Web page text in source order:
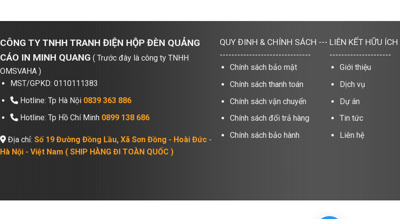
CÔNG TY TNHH TRANH ĐIỆN HỘP ĐÈN QUẢNG
CÁO IN MINH QUANG ( Trước đây là công ty TNHH
OMSVAHA )
MST/GPKD: 0110111383
Hotline: Tp Hà Nội0839 363 886
Hotline: Tp Hồ Chí Minh0899 138 686
Địa chỉ:Số 19 Đường Đồng Lầu, Xã Sơn Đồng - Hoài Đức -
Hà Nội - Việt Nam ( SHIP HÀNG ĐI TOÀN QUỐC )
QUY ĐINH & CHÍNH SÁCH ---
-------------------------------
Chính sách bảo mật
Chính sách thanh toán
Chính sách vận chuyển
Chính sách đổi trả hàng
Chính sách bảo hành
LIÊN KẾT HỮU ÍCH
---------------------
Giới thiệu
Dịch vụ
Dự án
Tin tức
Liên hệ